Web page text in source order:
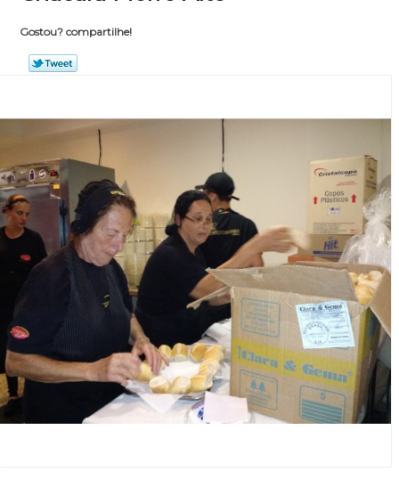
Gostou? compartilhe!